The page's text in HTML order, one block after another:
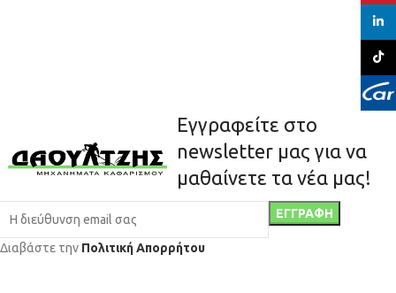
Εγγραφείτε στο
newsletter μας για να
μαθαίνετε τα νέα μας!
Διαβάστε την Πολιτική Απορρήτου